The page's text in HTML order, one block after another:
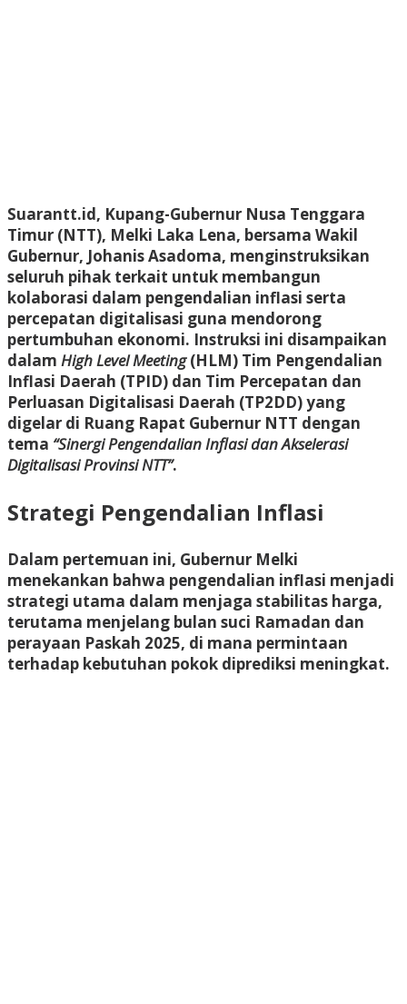
Suarantt.id, Kupang-Gubernur Nusa Tenggara
Timur (NTT), Melki Laka Lena, bersama Wakil
Gubernur, Johanis Asadoma, menginstruksikan
seluruh pihak terkait untuk membangun
kolaborasi dalam pengendalian inflasi serta
percepatan digitalisasi guna mendorong
pertumbuhan ekonomi. Instruksi ini disampaikan
dalam High Level Meeting(HLM) Tim Pengendalian
Inflasi Daerah (TPID) dan Tim Percepatan dan
Perluasan Digitalisasi Daerah (TP2DD) yang
digelar di Ruang Rapat Gubernur NTT dengan
tema “Sinergi Pengendalian Inflasi dan Akselerasi
Digitalisasi Provinsi NTT”.
Strategi Pengendalian Inflasi
Dalam pertemuan ini, Gubernur Melki
menekankan bahwa pengendalian inflasi menjadi
strategi utama dalam menjaga stabilitas harga,
terutama menjelang bulan suci Ramadan dan
perayaan Paskah 2025, di mana permintaan
terhadap kebutuhan pokok diprediksi meningkat.